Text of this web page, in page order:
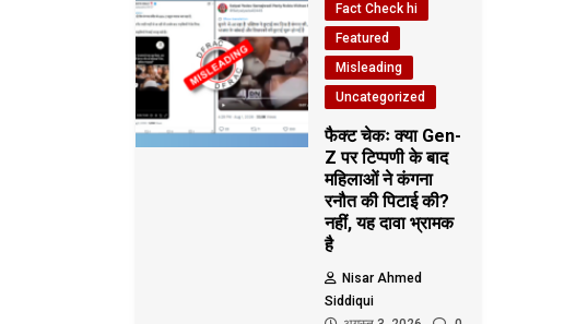
Fact Check hi
Featured
Misleading
Uncategorized
फैक्ट चेकः क्या Gen-
Z पर टिप्पणी के बाद
महिलाओं ने कंगना
रनौत की पिटाई की?
नहीं, यह दावा भ्रामक
है
Nisar Ahmed
Siddiqui